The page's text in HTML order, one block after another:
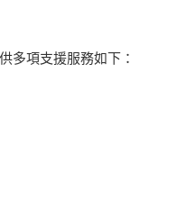
多項支援服務如下：